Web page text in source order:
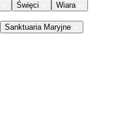
Święci Wiara
Sanktuaria Maryjne